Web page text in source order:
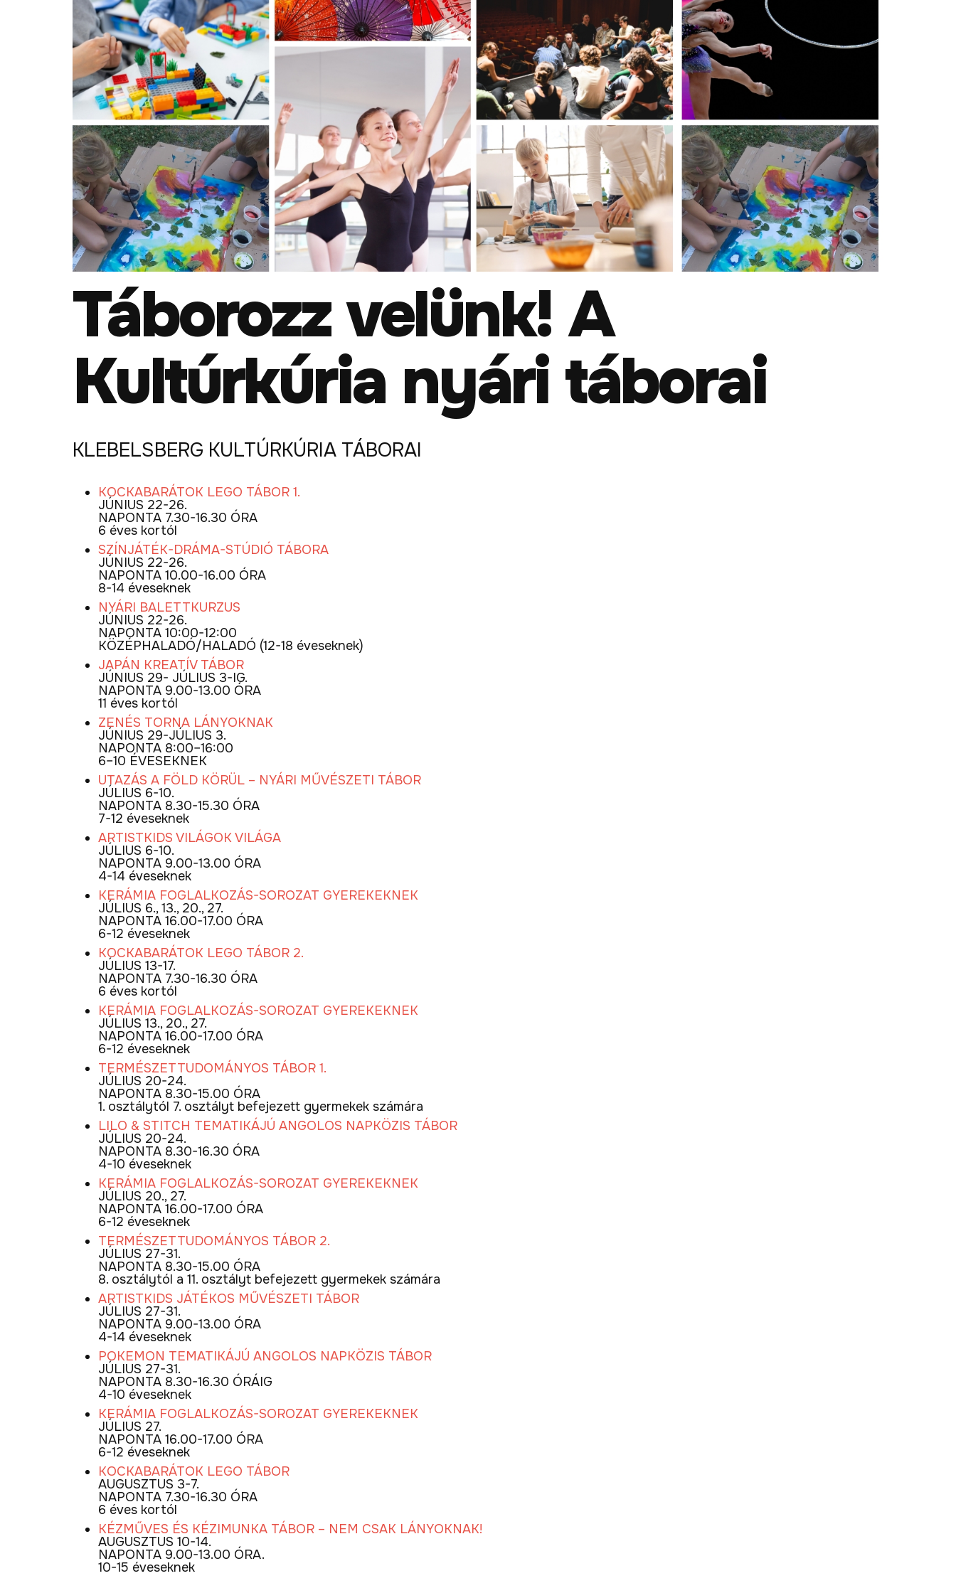
Táborozz velünk! A
Kultúrkúria nyári táborai
KLEBELSBERG KULTÚRKÚRIA TÁBORAI
KOCKABARÁTOK LEGO TÁBOR 1.
JÚNIUS 22-26.
NAPONTA 7.30-16.30 ÓRA
6 éves kortól
SZÍNJÁTÉK-DRÁMA-STÚDIÓ TÁBORA
JÚNIUS 22-26.
NAPONTA 10.00-16.00 ÓRA
8-14 éveseknek
NYÁRI BALETTKURZUS
JÚNIUS 22-26.
NAPONTA 10:00-12:00
KÖZÉPHALADÓ/HALADÓ (12-18 éveseknek)
JAPÁN KREATÍV TÁBOR
JÚNIUS 29- JÚLIUS 3-IG.
NAPONTA 9.00-13.00 ÓRA
11 éves kortól
ZENÉS TORNA LÁNYOKNAK
JÚNIUS 29-JÚLIUS 3.
NAPONTA 8:00–16:00
6–10 ÉVESEKNEK
UTAZÁS A FÖLD KÖRÜL – NYÁRI MŰVÉSZETI TÁBOR
JÚLIUS 6-10.
NAPONTA 8.30-15.30 ÓRA
7-12 éveseknek
ARTISTKIDS VILÁGOK VILÁGA
JÚLIUS 6-10.
NAPONTA 9.00-13.00 ÓRA
4-14 éveseknek
KERÁMIA FOGLALKOZÁS-SOROZAT GYEREKEKNEK
JÚLIUS 6., 13., 20., 27.
NAPONTA 16.00-17.00 ÓRA
6-12 éveseknek
KOCKABARÁTOK LEGO TÁBOR 2.
JÚLIUS 13-17.
NAPONTA 7.30-16.30 ÓRA
6 éves kortól
KERÁMIA FOGLALKOZÁS-SOROZAT GYEREKEKNEK
JÚLIUS 13., 20., 27.
NAPONTA 16.00-17.00 ÓRA
6-12 éveseknek
TERMÉSZETTUDOMÁNYOS TÁBOR 1.
JÚLIUS 20-24.
NAPONTA 8.30-15.00 ÓRA
1. osztálytól 7. osztályt befejezett gyermekek számára
LILO & STITCH TEMATIKÁJÚ ANGOLOS NAPKÖZIS TÁBOR
JÚLIUS 20-24.
NAPONTA 8.30-16.30 ÓRA
4-10 éveseknek
KERÁMIA FOGLALKOZÁS-SOROZAT GYEREKEKNEK
JÚLIUS 20., 27.
NAPONTA 16.00-17.00 ÓRA
6-12 éveseknek
TERMÉSZETTUDOMÁNYOS TÁBOR 2.
JÚLIUS 27-31.
NAPONTA 8.30-15.00 ÓRA
8. osztálytól a 11. osztályt befejezett gyermekek számára
ARTISTKIDS JÁTÉKOS MŰVÉSZETI TÁBOR
JÚLIUS 27-31.
NAPONTA 9.00-13.00 ÓRA
4-14 éveseknek
POKEMON TEMATIKÁJÚ ANGOLOS NAPKÖZIS TÁBOR
JÚLIUS 27-31.
NAPONTA 8.30-16.30 ÓRÁIG
4-10 éveseknek
KERÁMIA FOGLALKOZÁS-SOROZAT GYEREKEKNEK
JÚLIUS 27.
NAPONTA 16.00-17.00 ÓRA
6-12 éveseknek
KOCKABARÁTOK LEGO TÁBOR
AUGUSZTUS 3-7.
NAPONTA 7.30-16.30 ÓRA
6 éves kortól
KÉZMŰVES ÉS KÉZIMUNKA TÁBOR – NEM CSAK LÁNYOKNAK!
AUGUSZTUS 10-14.
NAPONTA 9.00-13.00 ÓRA.
10-15 éveseknek